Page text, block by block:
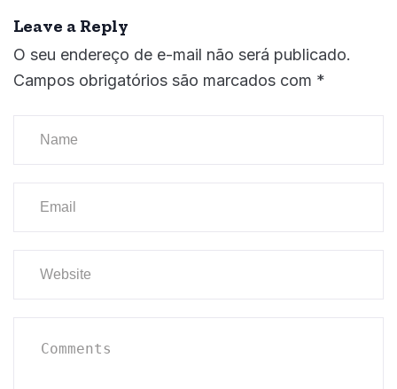
Leave a Reply
O seu endereço de e-mail não será publicado.
Campos obrigatórios são marcados com *